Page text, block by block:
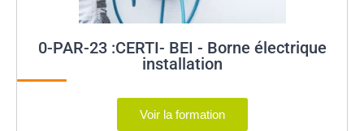
0-PAR-23 :CERTI- BEI - Borne électrique
installation
Voir la formation